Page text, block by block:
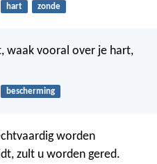
hart zonde
waak vooral over je hart,
bescherming
worden
zult u worden gered.